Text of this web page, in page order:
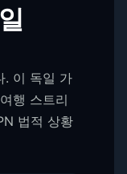
. 이 독일 가
행 스트리
법적 상황